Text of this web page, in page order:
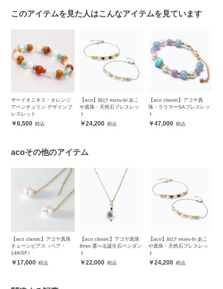
このアイテムを見た人はこんなアイテムを見ています
サードオニキス・オレンジ
アベンチュリン デザインブ
レスレット
6,500
【aco】結び musu-bi あこ
や真珠・天然石ブレスレッ
ト
24,200
【aco classic】アコヤ真
珠・ラリマーSAブレスレッ
ト
47,000
acoその他のアイテム
【aco classic】アコヤ真珠
チェーンピアス（ペア・
14KGF）
17,000
【aco classic】アコヤ真珠
8mm 選べる誕生石ペンダン
ト
22,000
【aco】結び musu-bi あこ
や真珠・天然石ブレスレッ
ト
24,200